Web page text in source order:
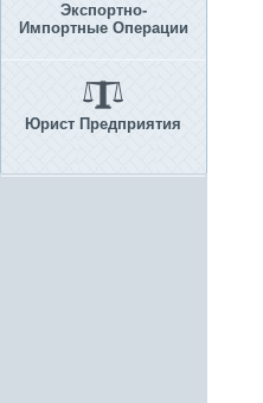
Экспортно-
Импортные Операции
Юрист Предприятия